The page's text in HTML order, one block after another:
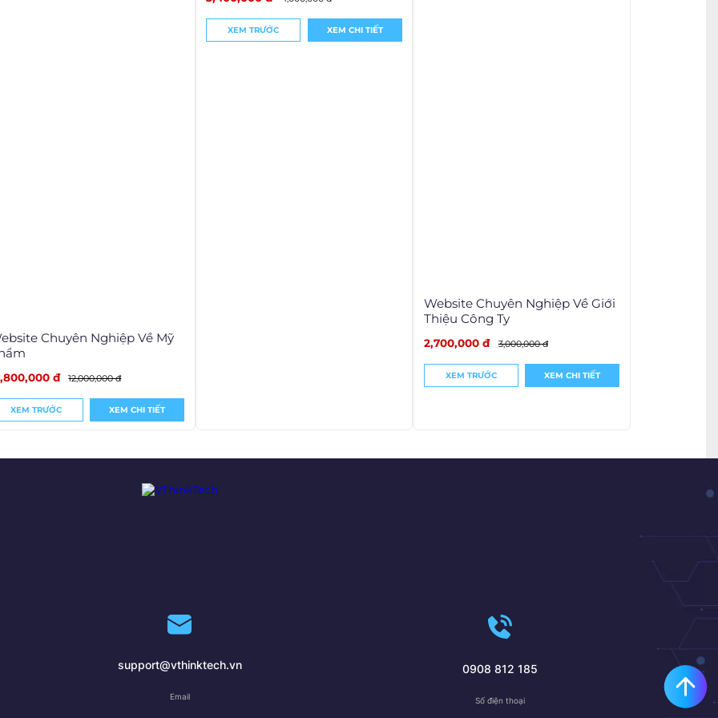
Chuyên Nghiệp Về Mỹ
đ 12,000,000 đ
XEM TRƯỚC XEM CHI TIẾT
XEM TRƯỚC XEM CHI TIẾT
Website Chuyên Nghiệp Về Giới
Thiệu Công Ty
2,700,000 đ 3,000,000 đ
XEM TRƯỚC XEM CHI TIẾT
support@vthinktech.vn
Email
0908 812 185
Số điện thoại